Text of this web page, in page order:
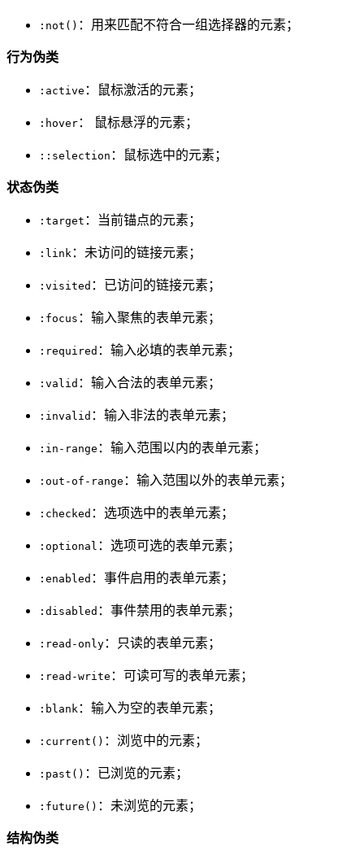
:not() ：用来匹配不符合一组选择器的元素；
行为伪类
:active ：鼠标激活的元素；
:hover ： 鼠标悬浮的元素；
::selection ：鼠标选中的元素；
状态伪类
:target ：当前锚点的元素；
:link ：未访问的链接元素；
:visited ：已访问的链接元素；
:focus ：输入聚焦的表单元素；
:required ：输入必填的表单元素；
:valid ：输入合法的表单元素；
:invalid ：输入非法的表单元素；
:in-range ：输入范围以内的表单元素；
:out-of-range ：输入范围以外的表单元素；
:checked ：选项选中的表单元素；
:optional ：选项可选的表单元素；
:enabled ：事件启用的表单元素；
:disabled ：事件禁用的表单元素；
:read-only ：只读的表单元素；
:read-write ：可读可写的表单元素；
:blank ：输入为空的表单元素；
:current() ：浏览中的元素；
:past() ：已浏览的元素；
:future() ：未浏览的元素；
结构伪类